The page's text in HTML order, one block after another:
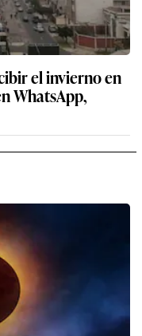
el invierno en
WhatsApp,